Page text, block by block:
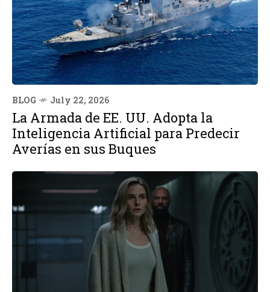
BLOG July 22, 2026
La Armada de EE. UU. Adopta la
Inteligencia Artificial para Predecir
Averías en sus Buques